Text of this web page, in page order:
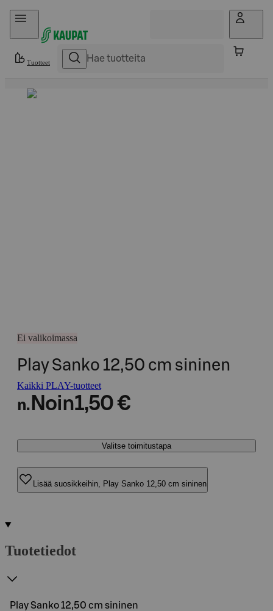
Hyppää sisältöön
Tuotteet
Ei valikoimassa
Play Sanko 12,50 cm sininen
Kaikki PLAY-tuotteet
n. Noin1,50 €
Valitse toimitustapa
Lisää suosikkeihin, Play Sanko 12,50 cm sininen
Tuotetiedot
Play Sanko 12,50 cm sininen